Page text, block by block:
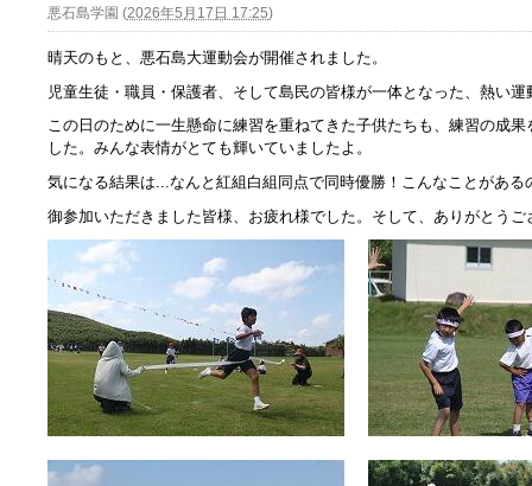
悪石島学園 (2026年5月17日 17:25)
晴天のもと、悪石島大運動会が開催されました。
児童生徒・職員・保護者、そして島民の皆様が一体となった、熱い運
この日のために一生懸命に練習を重ねてきた子供たちも、練習の成
した。みんな表情がとても輝いていましたよ。
気になる結果は...なんと紅組白組同点で同時優勝！こんなことがある
御参加いただきました皆様、お疲れ様でした。そして、ありがとうご